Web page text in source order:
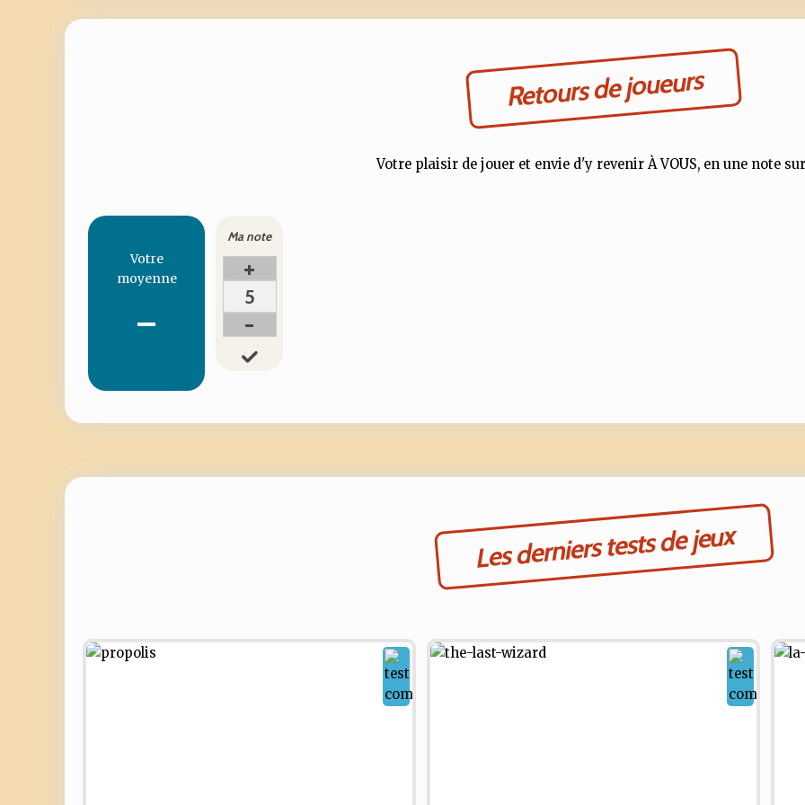
Retours de joueurs
Votre plaisir de jouer et envie d'y revenir À VOUS, en une note
Votre
moyenne
-
Ma note
+
5
-
Les derniers tests de jeux